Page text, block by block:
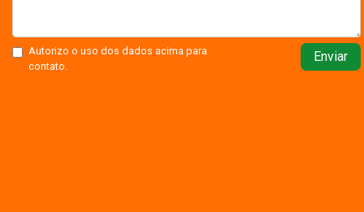
Autorizo o uso dos dados acima para
contato.
Enviar